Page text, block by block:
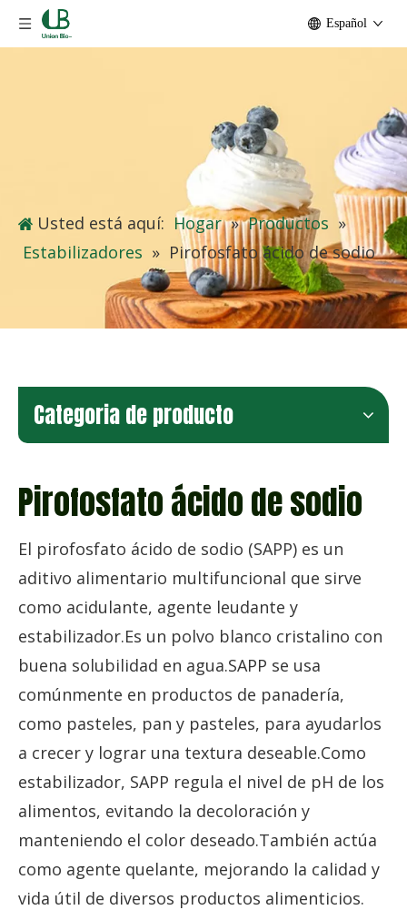
Español
Usted está aquí: Hogar » Productos »
Estabilizadores » Pirofosfato ácido de sodio
Categoria de producto
Pirofosfato ácido de sodio
El pirofosfato ácido de sodio (SAPP) es un
aditivo alimentario multifuncional que sirve
como acidulante, agente leudante y
estabilizador.Es un polvo blanco cristalino con
buena solubilidad en agua.SAPP se usa
comúnmente en productos de panadería,
como pasteles, pan y pasteles, para ayudarlos
a crecer y lograr una textura deseable.Como
estabilizador, SAPP regula el nivel de pH de los
alimentos, evitando la decoloración y
manteniendo el color deseado.También actúa
como agente quelante, mejorando la calidad y
vida útil de diversos productos alimenticios.